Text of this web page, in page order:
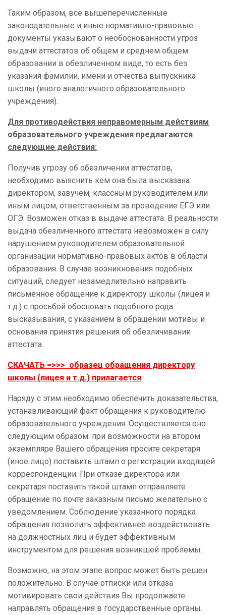
Таким образом, все вышеперечисленные
законодательные и иные нормативно-правовые
документы указывают о необоснованности угроз
выдачи аттестатов об общем и среднем общем
образовании в обезличенном виде, то есть без
указания фамилии, имени и отчества выпускника
школы (иного аналогичного образовательного
учреждения).
Для противодействия неправомерным действиям
образовательного учреждения предлагаются
следующие действия:
Получив угрозу об обезличении аттестатов,
необходимо выяснить кем она была высказана:
директором, завучем, классным руководителем или
иным лицом, ответственным за проведение ЕГЭ или
ОГЭ. Возможен отказ в выдаче аттестата. В реальности
выдача обезличенного аттестата невозможен в силу
нарушением руководителем образовательной
организации нормативно-правовых актов в области
образования. В случае возникновения подобных
ситуаций, следует незамедлительно направить
письменное обращение к директору школы (лицея и
т.д.) с просьбой обосновать подобного рода
высказывания, с указанием в обращении мотивы и
основания принятия решения об обезличивании
аттестата.
СКАЧАТЬ =>>> образец обращения директору
школы (лицея и т.д.) прилагается
Наряду с этим необходимо обеспечить доказательства,
устанавливающий факт обращения к руководителю
образовательного учреждения. Осуществляется оно
следующим образом: при возможности на втором
экземпляре Вашего обращения просите секретаря
(иное лицо) поставить штамп о регистрации входящей
корреспонденции. При отказе директора или
секретаря поставить такой штамп отправляете
обращение по почте заказным письмо желательно с
уведомлением. Соблюдение указанного порядка
обращения позволить эффективнее воздействовать
на должностных лиц и будет эффективным
инструментом для решения возникшей проблемы.
Возможно, на этом этапе вопрос может быть решен
положительно. В случае отписки или отказа
мотивировать свои действия Вы продолжаете
направлять обращения в государственные органы.